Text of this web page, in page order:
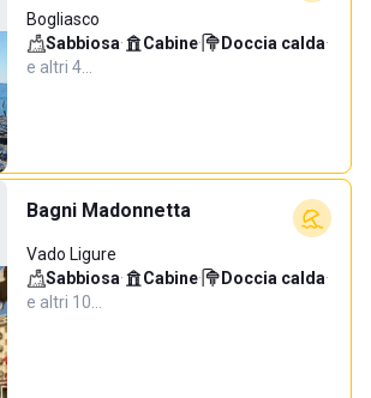
Bogliasco
Sabbiosa· Cabine· Doccia calda·
e altri 4…
Bagni Madonnetta
Vado Ligure
Sabbiosa· Cabine· Doccia calda·
e altri 10…